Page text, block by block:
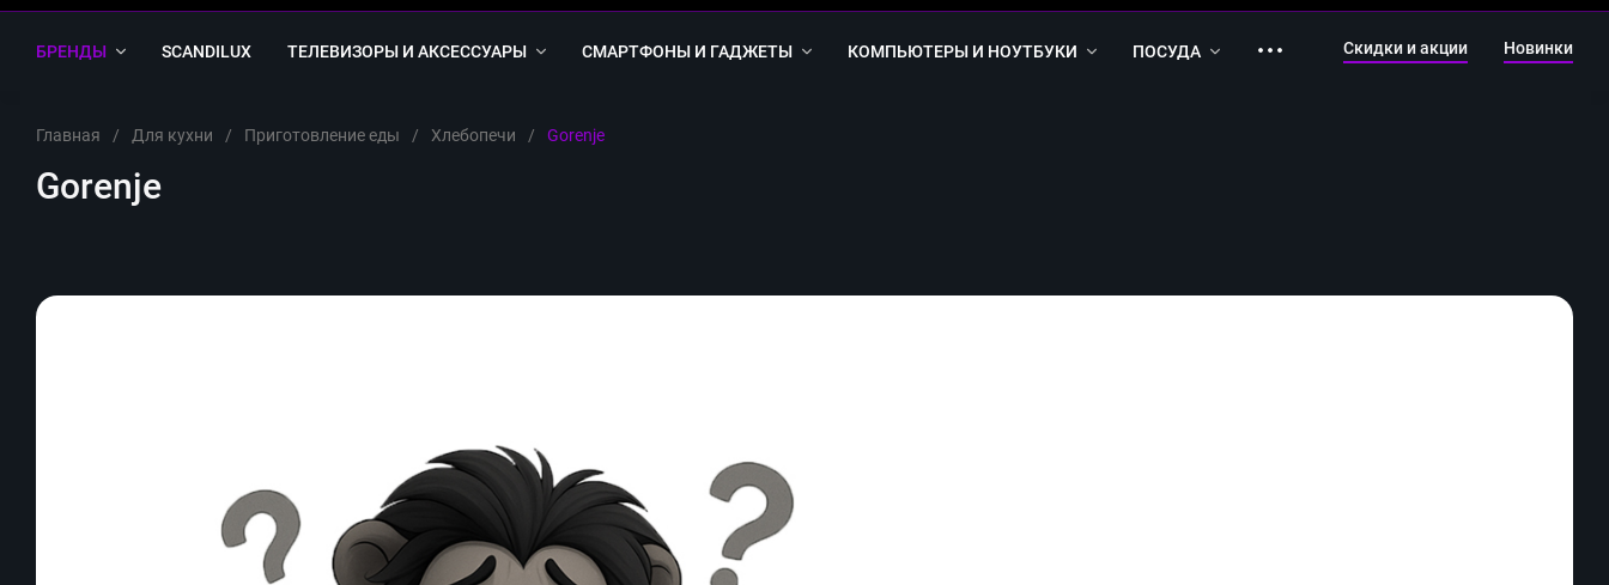
БРЕНДЫ SCANDILUX ТЕЛЕВИЗОРЫ И АКСЕССУАРЫ СМАРТФОНЫ И ГАДЖЕТЫ КОМПЬЮТЕРЫ И НОУТБУКИ ПОСУДА Скидки и акции Новинки
Главная / Для кухни / Приготовление еды / Хлебопечи / Gorenje
Gorenje